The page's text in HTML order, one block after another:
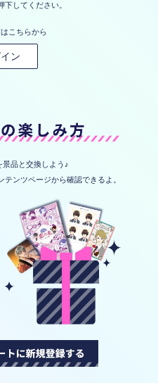
下してください。
こちらから
ン
品と交換しよう♪
ンツページから確認できるよ。